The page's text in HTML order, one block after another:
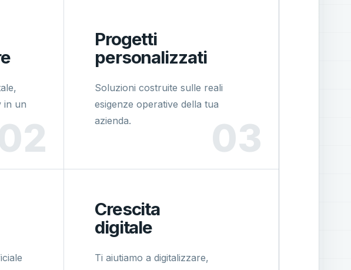
in un
Progetti
personalizzati
Soluzioni costruite sulle reali
esigenze operative della tua
azienda.
Crescita
digitale
Ti aiutiamo a digitalizzare,